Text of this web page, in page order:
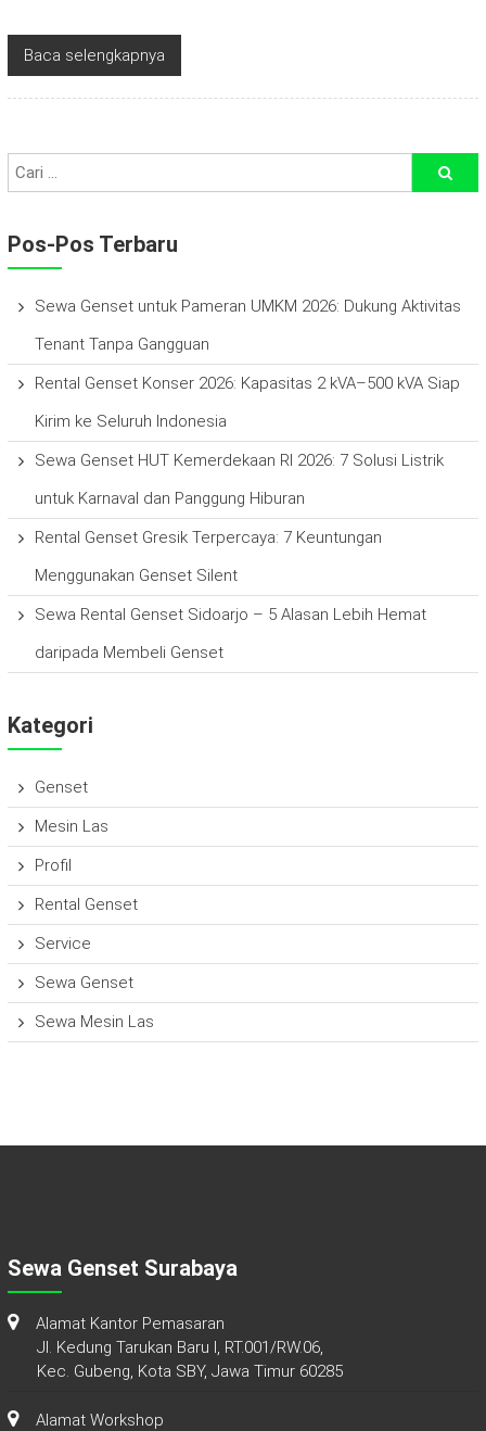
Baca selengkapnya
Pos-Pos Terbaru
Sewa Genset untuk Pameran UMKM 2026: Dukung Aktivitas
Tenant Tanpa Gangguan
Rental Genset Konser 2026: Kapasitas 2 kVA–500 kVA Siap
Kirim ke Seluruh Indonesia
Sewa Genset HUT Kemerdekaan RI 2026: 7 Solusi Listrik
untuk Karnaval dan Panggung Hiburan
Rental Genset Gresik Terpercaya: 7 Keuntungan
Menggunakan Genset Silent
Sewa Rental Genset Sidoarjo – 5 Alasan Lebih Hemat
daripada Membeli Genset
Kategori
Genset
Mesin Las
Profil
Rental Genset
Service
Sewa Genset
Sewa Mesin Las
Sewa Genset Surabaya
Alamat Kantor Pemasaran
Jl. Kedung Tarukan Baru I, RT.001/RW.06,
Kec. Gubeng, Kota SBY, Jawa Timur 60285
Alamat Workshop